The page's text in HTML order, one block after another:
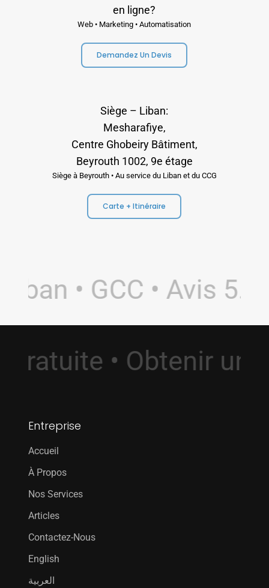
en ligne?
Web • Marketing • Automatisation
Demandez Un Devis
Siège – Liban:
Mesharafiye,
Centre Ghobeiry Bâtiment,
Beyrouth 1002, 9e étage
Siège à Beyrouth • Au service du Liban et du CCG
Carte + Itinéraire
• GCC • Avis 5.0
Gratuite • Obtenir
Entreprise
Accueil
À Propos
Nos Services
Articles
Contactez-Nous
English
العربية